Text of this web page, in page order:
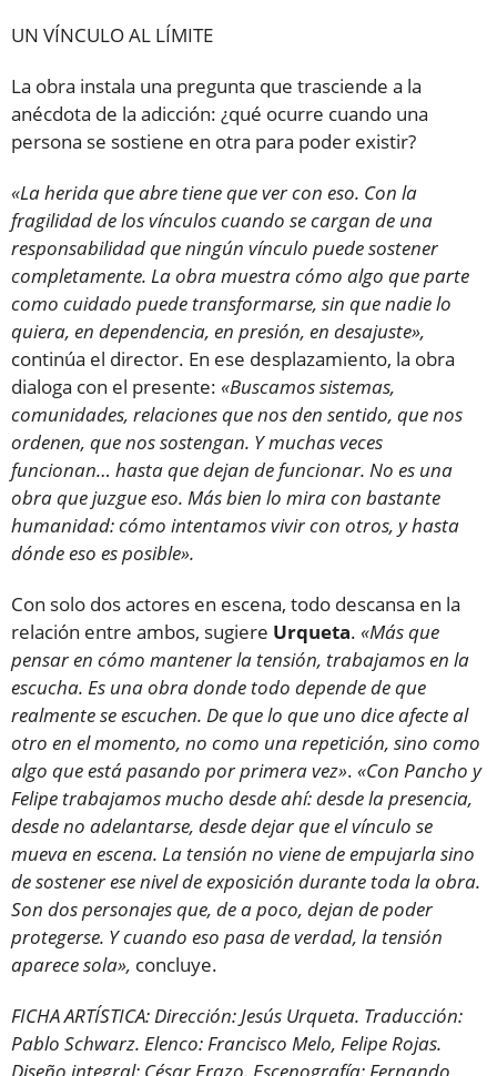
UN VÍNCULO AL LÍMITE
La obra instala una pregunta que trasciende a la
anécdota de la adicción: ¿qué ocurre cuando una
persona se sostiene en otra para poder existir?
«La herida que abre tiene que ver con eso. Con la
fragilidad de los vínculos cuando se cargan de una
responsabilidad que ningún vínculo puede sostener
completamente. La obra muestra cómo algo que parte
como cuidado puede transformarse, sin que nadie lo
quiera, en dependencia, en presión, en desajuste»,
continúa el director. En ese desplazamiento, la obra
dialoga con el presente: «Buscamos sistemas,
comunidades, relaciones que nos den sentido, que nos
ordenen, que nos sostengan. Y muchas veces
funcionan… hasta que dejan de funcionar. No es una
obra que juzgue eso. Más bien lo mira con bastante
humanidad: cómo intentamos vivir con otros, y hasta
dónde eso es posible».
Con solo dos actores en escena, todo descansa en la
relación entre ambos, sugiere Urqueta. «Más que
pensar en cómo mantener la tensión, trabajamos en la
escucha. Es una obra donde todo depende de que
realmente se escuchen. De que lo que uno dice afecte al
otro en el momento, no como una repetición, sino como
algo que está pasando por primera vez». «Con Pancho y
Felipe trabajamos mucho desde ahí: desde la presencia,
desde no adelantarse, desde dejar que el vínculo se
mueva en escena. La tensión no viene de empujarla sino
de sostener ese nivel de exposición durante toda la obra.
Son dos personajes que, de a poco, dejan de poder
protegerse. Y cuando eso pasa de verdad, la tensión
aparece sola», concluye.
FICHA ARTÍSTICA: Dirección: Jesús Urqueta. Traducción:
Pablo Schwarz. Elenco: Francisco Melo, Felipe Rojas.